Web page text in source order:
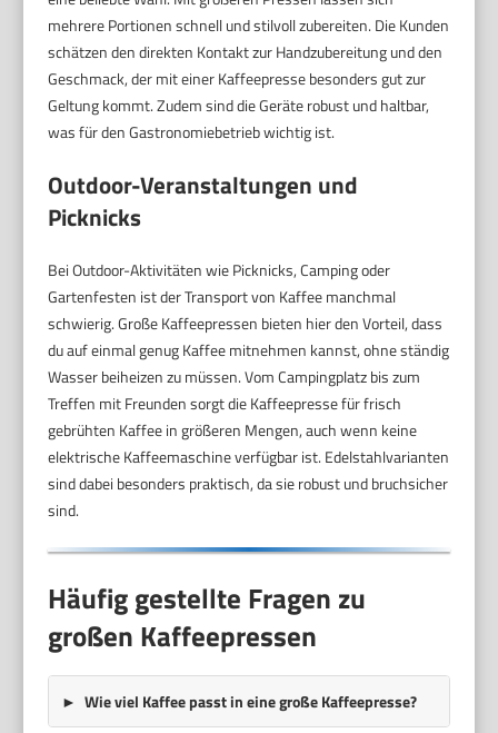
mehrere Portionen schnell und stilvoll zubereiten. Die Kunden
schätzen den direkten Kontakt zur Handzubereitung und den
Geschmack, der mit einer Kaffeepresse besonders gut zur
Geltung kommt. Zudem sind die Geräte robust und haltbar,
was für den Gastronomiebetrieb wichtig ist.
Outdoor-Veranstaltungen und
Picknicks
Bei Outdoor-Aktivitäten wie Picknicks, Camping oder
Gartenfesten ist der Transport von Kaffee manchmal
schwierig. Große Kaffeepressen bieten hier den Vorteil, dass
du auf einmal genug Kaffee mitnehmen kannst, ohne ständig
Wasser beiheizen zu müssen. Vom Campingplatz bis zum
Treffen mit Freunden sorgt die Kaffeepresse für frisch
gebrühten Kaffee in größeren Mengen, auch wenn keine
elektrische Kaffeemaschine verfügbar ist. Edelstahlvarianten
sind dabei besonders praktisch, da sie robust und bruchsicher
sind.
Häufig gestellte Fragen zu
großen Kaffeepressen
Wie viel Kaffee passt in eine große Kaffeepresse?